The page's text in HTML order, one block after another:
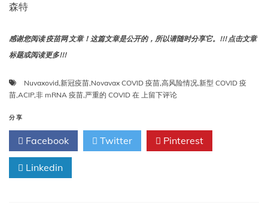
森特
感谢您阅读 疫苗网 文章！这篇文章是公开的，所以请随时分享它。!!! 点击文章
标题或阅读更多!!!
Nuvaxovid,新冠疫苗,Novavax COVID 疫苗,高风险情况,新型 COVID 疫
苗,ACIP,非 mRNA 疫苗,严重的 COVID 在 Novavax
苗
获
上留下评论
分享
Facebook Twitter Pinterest
Linkedin